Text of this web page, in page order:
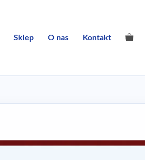
Sklep O nas Kontakt